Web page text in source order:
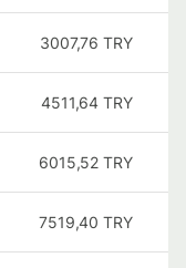
3007,76 TRY
4511,64 TRY
6015,52 TRY
7519,40 TRY